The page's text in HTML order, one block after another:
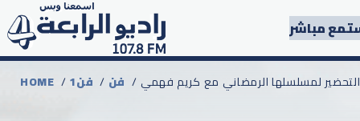
مباشر
HOME / 1فن / فن التحضير لمسلسلها الرمضاني مع كريم فهمي